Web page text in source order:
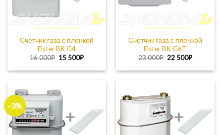
Счетчик газа с пленкой
Elster BК-G4
16 000₽ Первоначальная
составляла
15 500₽Текущая
15
Счетчик газа с пленкой
Elster BК-G6T
23 000₽ Первоначальная
составляла
22 500₽Текущая
22
-3%